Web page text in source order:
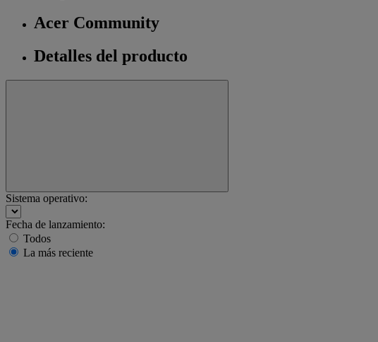
Acer Community
Detalles del producto
Sistema operativo:
Fecha de lanzamiento:
Todos
La más reciente